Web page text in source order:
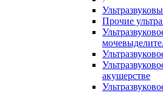
Прочие
акушерстве